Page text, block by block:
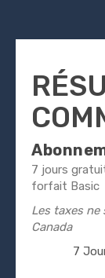
7 jours
forfait Basic
Les taxes
Canada
7